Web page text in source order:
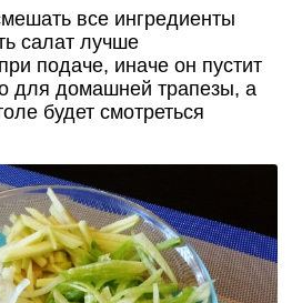
все ингредиенты
салат лучше
подаче, иначе он пустит
для домашней трапезы, а
будет смотреться